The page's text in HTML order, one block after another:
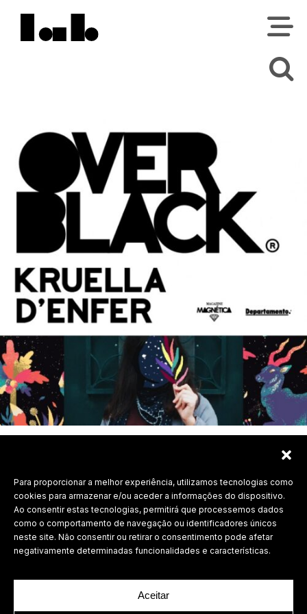
Para proporcionar a melhor experiência, utilizamos tecnologias como
cookies para armazenar e/ou aceder a informações do dispositivo.
Ao consentir estas tecnologias, permitirá que processemos dados
como o comportamento de navegação ou identificadores únicos
neste site. Não consentir ou retirar o consentimento pode afetar
negativamente determinadas funcionalidades e características.
Aceitar
Labdesign, Lda.
2026 Todos os direitos reservados.
Política de Privacidade